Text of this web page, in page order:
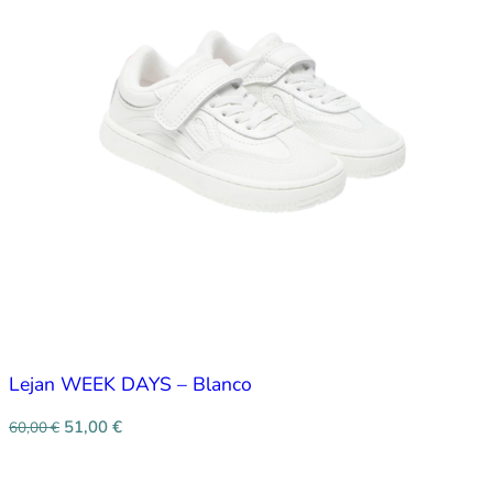
Lejan WEEK DAYS – Blanco
60,00€ 51,00 €